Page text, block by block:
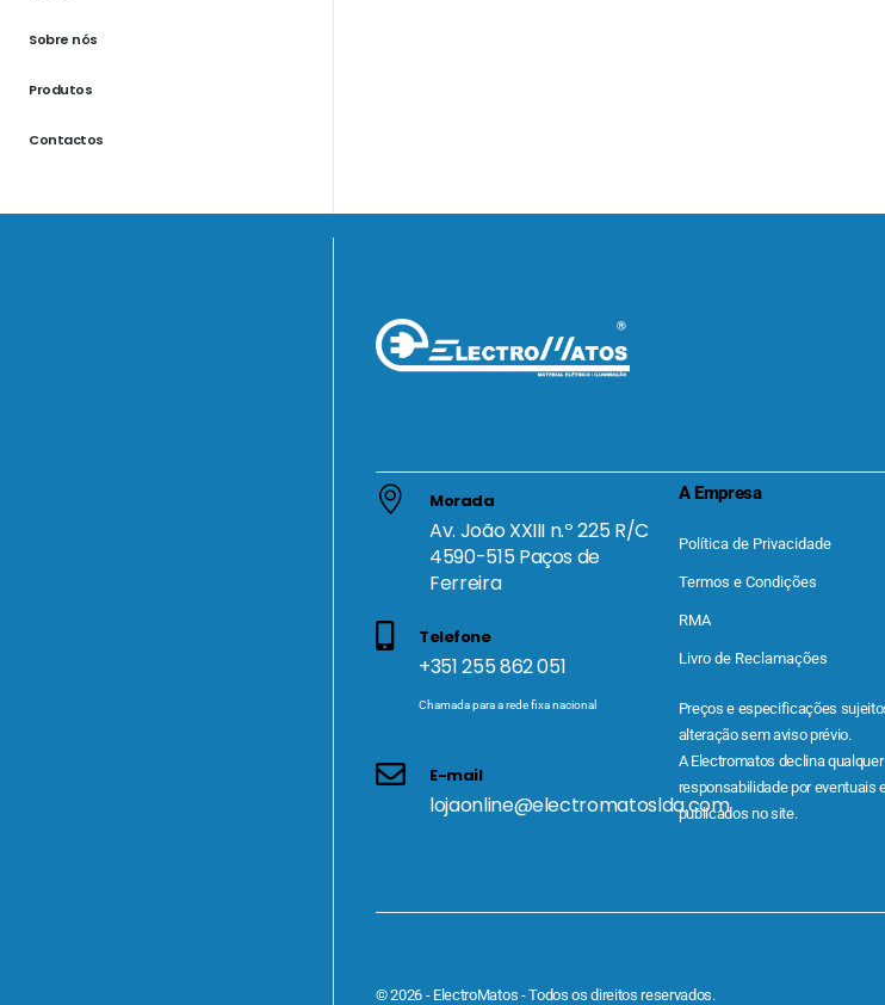
Sobre nós
Produtos
Contactos
Morada
Av. João XXIII n.º 225 R/C
4590-515 Paços de
Ferreira
Telefone
+351 255 862 051
Chamada para a rede fixa nacional
E-mail
lojaonline@electromatoslda.com
A Empresa
Política de Privacidade
Termos e Condições
RMA
Livro de Reclamações
Preços e especificações
alteração sem aviso prévio.
A Electromatos declina qualquer
responsabilidade por eventuais
publicados no site.
© 2026 - ElectroMatos - Todos os direitos reservados.